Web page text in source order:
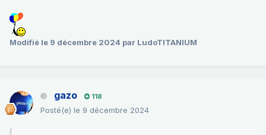
Modifié le 9 décembre 2024 par LudoTITANIUM
gazo 118
Posté(e) le 9 décembre 2024